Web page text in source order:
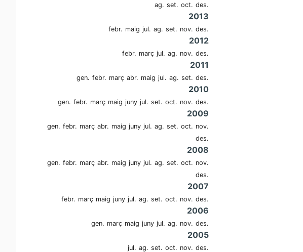
ag. set. oct. des.
2013
febr. maig jul. ag. set. nov. des.
2012
febr. març jul. ag. nov. des.
2011
gen. febr. març abr. maig jul. ag. set. des.
2010
gen. febr. març maig juny jul. set. oct. nov. des.
2009
gen. febr. març abr. maig juny jul. ag. set. oct. nov.
des.
2008
gen. febr. març abr. maig juny jul. ag. set. oct. nov.
des.
2007
febr. març maig juny jul. ag. set. oct. nov. des.
2006
gen. març maig juny jul. ag. nov. des.
2005
jul. ag. set. oct. nov. des.